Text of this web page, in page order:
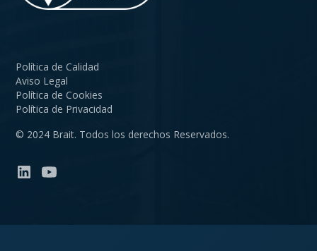
© 2024 Brait. Todos los derechos Reservados.
Política de Privacidad
Política de Cookies
Aviso Legal
Política de Calidad